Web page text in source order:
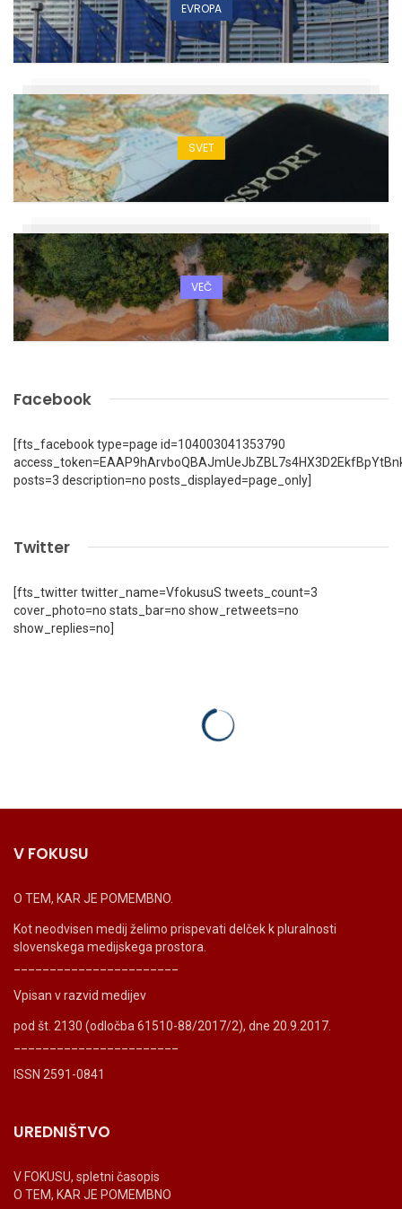
EVROPA
SVET
VEČ
Facebook
[fts_facebook type=page id=104003041353790
posts=3 description=no posts_displayed=page_only]
Twitter
[fts_twitter twitter_name=VfokusuS tweets_count=3
cover_photo=no stats_bar=no show_retweets=no
show_replies=no]
V FOKUSU
O TEM, KAR JE POMEMBNO.
Kot neodvisen medij želimo prispevati delček k pluralnosti
slovenskega medijskega prostora.
Vpisan v razvid medijev
pod št. 2130 (odločba 61510-88/2017/2), dne 20.9.2017.
ISSN 2591-0841
UREDNIŠTVO
V FOKUSU, spletni časopis
O TEM, KAR JE POMEMBNO